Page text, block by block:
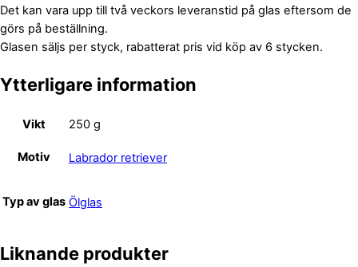
Det kan vara upp till två veckors leveranstid på glas eftersom de
görs på beställning.
Glasen säljs per styck, rabatterat pris vid köp av 6 stycken.
Ytterligare information
Vikt 250 g
Motiv Labrador retriever
Typ av glas Ölglas
Liknande produkter